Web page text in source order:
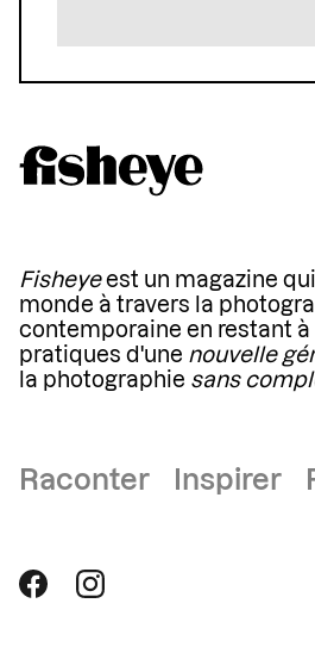
Fisheyeest un magazine
monde à travers la
contemporaine en restant à
pratiques d'une nouvelle
la photographie sans
Raconter Inspirer